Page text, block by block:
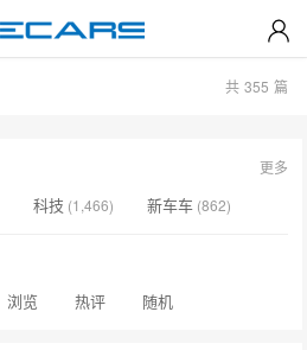
共 355 篇
科技 (1,466) 新车车 (862)
(17)
更多
浏览 热评 随机